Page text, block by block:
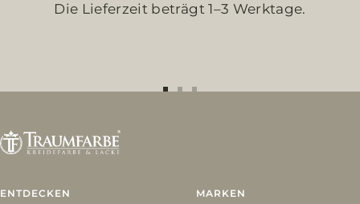
Die Lieferzeit beträgt 1–3 Werktage.
ENTDECKEN MARKEN